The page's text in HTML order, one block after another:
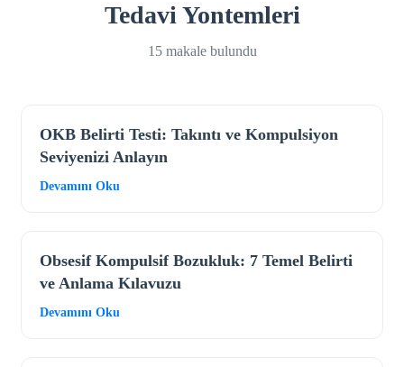
Tedavi Yontemleri
15 makale bulundu
OKB Belirti Testi: Takıntı ve Kompulsiyon
Seviyenizi Anlayın
Devamını Oku
Obsesif Kompulsif Bozukluk: 7 Temel Belirti
ve Anlama Kılavuzu
Devamını Oku